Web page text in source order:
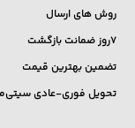
روش های ارسال
7روز ضمانت بازگشت
تضمین بهترین قیمت
تحویل فوری-عادی